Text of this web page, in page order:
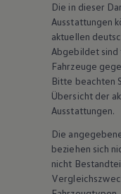
Die in dieser
Ausstattungen
aktuellen
Abgebildet
Fahrzeuge
Bitte beachten
Übersicht der
Ausstattungen.
Die
beziehen sich
nicht